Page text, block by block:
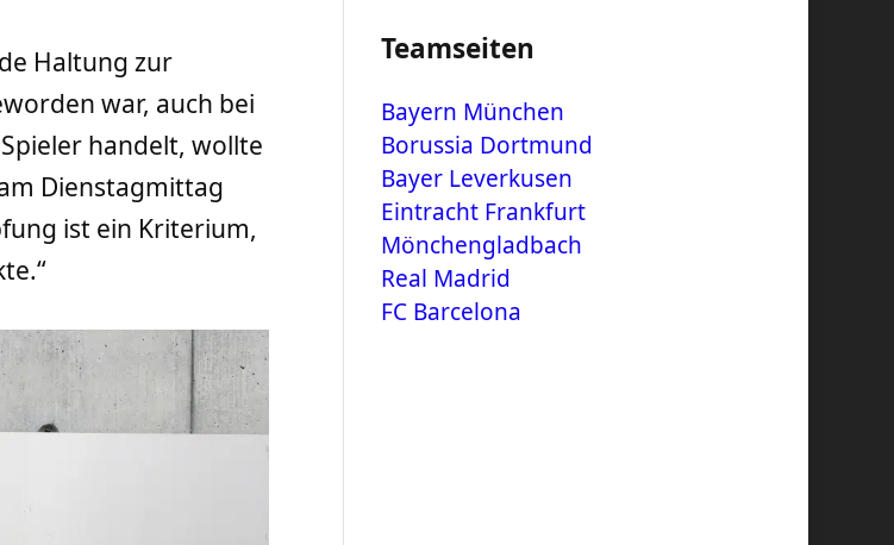
Haltung zur
war, auch bei
handelt, wollte
Dienstagmittag
ist ein Kriterium,
Teamseiten
Bayern München
Borussia Dortmund
Bayer Leverkusen
Eintracht Frankfurt
Mönchengladbach
Real Madrid
FC Barcelona